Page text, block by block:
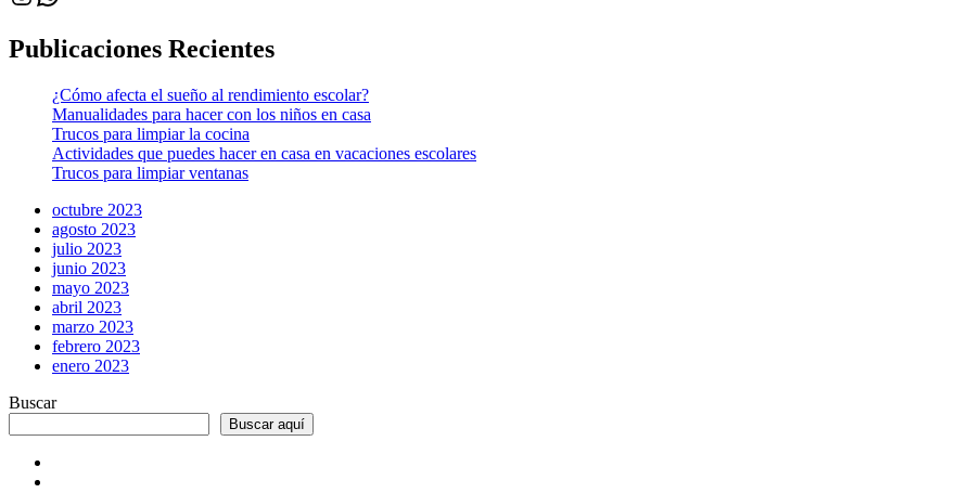
Publicaciones Recientes
¿Cómo afecta el sueño al rendimiento escolar?
Manualidades para hacer con los niños en casa
Trucos para limpiar la cocina
Actividades que puedes hacer en casa en vacaciones escolares
Trucos para limpiar ventanas
octubre 2023
agosto 2023
julio 2023
junio 2023
mayo 2023
abril 2023
marzo 2023
febrero 2023
enero 2023
Buscar
Buscar aquí